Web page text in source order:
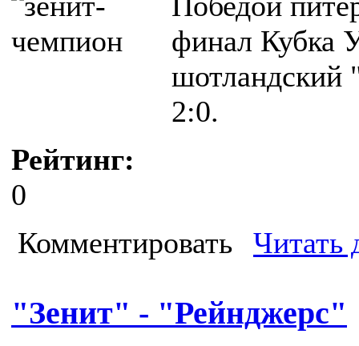
финал Кубка
шотландский
2:0.
Рейтинг:
0
Комментировать
Читать
"Зенит" - "Рейнджерс"